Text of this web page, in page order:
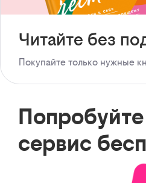
Читайте без
Покупайте только нужные
сервис